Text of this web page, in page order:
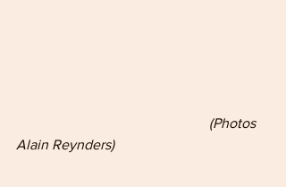
  (Photos
Alain Reynders)